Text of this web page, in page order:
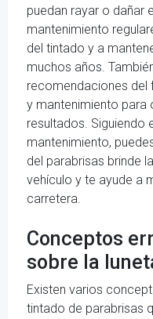
puedan rayar o dañar
mantenimiento
del tintado y a
muchos años.
recomendaciones del
y mantenimiento para
resultados. Siguiendo
mantenimiento,
del parabrisas brinde
vehículo y te ayude a
carretera.
Conceptos
sobre la
Existen varios
tintado de parabrisas